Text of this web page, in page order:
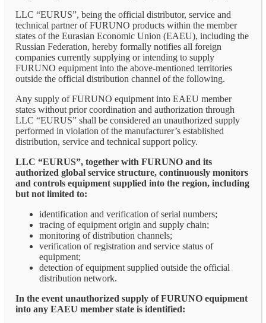
LLC “EURUS”, being the official distributor, service and
technical partner of FURUNO products within the member
states of the Eurasian Economic Union (EAEU), including the
Russian Federation, hereby formally notifies all foreign
companies currently supplying or intending to supply
FURUNO equipment into the above-mentioned territories
outside the official distribution channel of the following.
Any supply of FURUNO equipment into EAEU member
states without prior coordination and authorization through
LLC “EURUS” shall be considered an unauthorized supply
performed in violation of the manufacturer’s established
distribution, service and technical support policy.
LLC “EURUS”, together with FURUNO and its
authorized global service structure, continuously monitors
and controls equipment supplied into the region, including
but not limited to:
identification and verification of serial numbers;
tracing of equipment origin and supply chain;
monitoring of distribution channels;
verification of registration and service status of
equipment;
detection of equipment supplied outside the official
distribution network.
In the event unauthorized supply of FURUNO equipment
into any EAEU member state is identified: